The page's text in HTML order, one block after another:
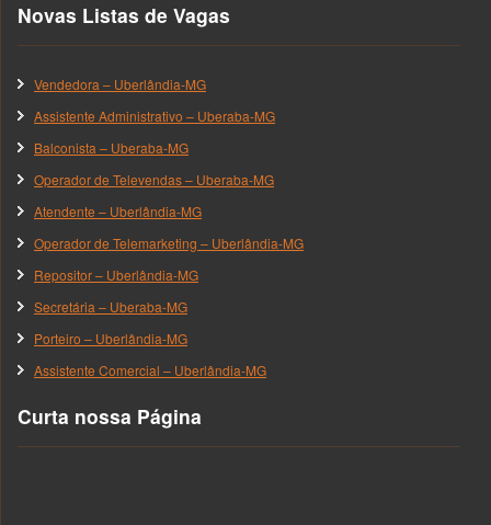
Novas Listas de Vagas
Vendedora – Uberlândia-MG
Assistente Administrativo – Uberaba-MG
Balconista – Uberaba-MG
Operador de Televendas – Uberaba-MG
Atendente – Uberlândia-MG
Operador de Telemarketing – Uberlândia-MG
Repositor – Uberlândia-MG
Secretária – Uberaba-MG
Porteiro – Uberlândia-MG
Assistente Comercial – Uberlândia-MG
Curta nossa Página